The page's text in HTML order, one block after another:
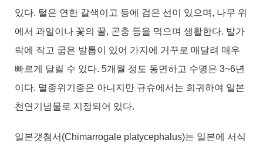
있다. 털은 연한 갈색이고 등에 검은 선이 있으며, 나무 위
에서 과일이나 꽃의 꿀, 곤충 등을 먹으며 생활한다. 발가
락에 작고 굽은 발톱이 있어 가지에 거꾸로 매달려 매우
빠르게 달릴 수 있다. 5개월 정도 동면하고 수명은 3~6년
이다. 멸종위기종은 아니지만 규슈에서는 희귀하여 일본
천연기념물로 지정되어 있다.
일본갯첨서(Chimarrogale platycephalus)는 일본에 서식